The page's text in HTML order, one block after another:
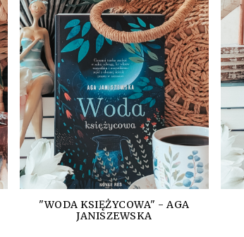
"WODA KSIĘŻYCOWA" - AGA
JANISZEWSKA